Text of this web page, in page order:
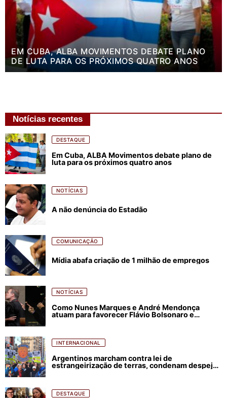
EM CUBA, ALBA MOVIMENTOS DEBATE PLANO
DE LUTA PARA OS PRÓXIMOS QUATRO ANOS
Notícias recentes
DESTAQUE
Em Cuba, ALBA Movimentos debate plano de
luta para os próximos quatro anos
NOTÍCIAS
A não denúncia do Estadão
COMUNICAÇÃO
Mídia abafa criação de 1 milhão de empregos
NOTÍCIAS
Como Nunes Marques e André Mendonça
atuam para favorecer Flávio Bolsonaro e
INTERNACIONAL
Argentinos marcham contra lei de
estrangeirização de terras, condenam despejos
DESTAQUE